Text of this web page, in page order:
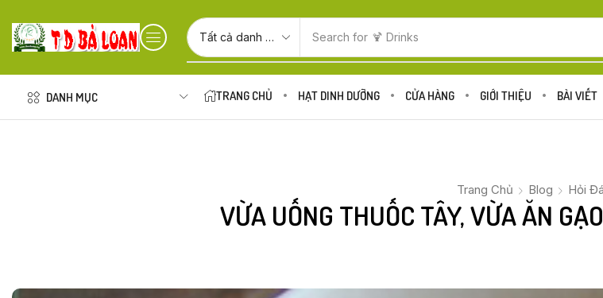
Search for 🍋 Fruits
DANH MỤC TRANG CHỦ HẠT DINH DƯỠNG CỬA HÀNG GIỚI THIỆU BÀI VIẾT
Trang Chủ Blog Hỏi
VỪA UỐNG THUỐC TÂY, VỪA ĂN